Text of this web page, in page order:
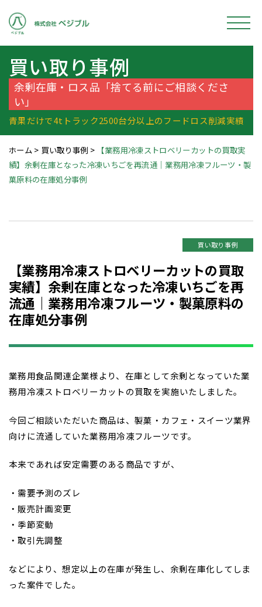
買い取り事例
余剰在庫・ロス品「捨てる前にご相談くださ
い」
青果だけで4tトラック2500台分以上のフードロス削減実績
ホーム > 買い取り事例 > 【業務用冷凍ストロベリーカットの買取実
績】余剰在庫となった冷凍いちごを再流通｜業務用冷凍フルーツ・製
菓原料の在庫処分事例
買い取り事例
【業務用冷凍ストロベリーカットの買取
実績】余剰在庫となった冷凍いちごを再
流通｜業務用冷凍フルーツ・製菓原料の
在庫処分事例
業務用食品関連企業様より、在庫として余剰となっていた業
務用冷凍ストロベリーカットの買取を実施いたしました。
今回ご相談いただいた商品は、製菓・カフェ・スイーツ業界
向けに流通していた業務用冷凍フルーツです。
本来であれば安定需要のある商品ですが、
・需要予測のズレ
・販売計画変更
・季節変動
・取引先調整
などにより、想定以上の在庫が発生し、余剰在庫化してしま
った案件でした。